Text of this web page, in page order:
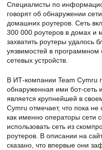
Специалисты по
говорят об обнаружении
домашних роутеров. Сеть
300 000 роутеров в домах и
захватить роутеры удалось
уязвимостей в программном
сетевых устройств.
В ИТ-компании Team Cymru
обнаруженная ими бот-сеть
является крупнейшей в
Cymru отмечает, что пока не
как именно операторы сети
использовать сеть из
роутеров. В описании на
сказано, что впервые они